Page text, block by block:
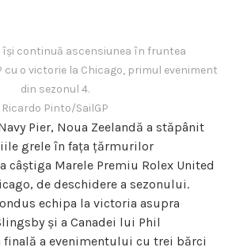
își continuă ascensiunea în fruntea
cu o victorie la Chicago, primul eveniment
din sezonul 4.
Ricardo Pinto/SailGP
Pier, Noua Zeelandă a stăpânit
grele în fața țărmurilor
câștiga Marele Premiu Rolex United
de deschidere a sezonului.
echipa la victoria asupra
și a Canadei lui Phil
finală a evenimentului cu trei bărci